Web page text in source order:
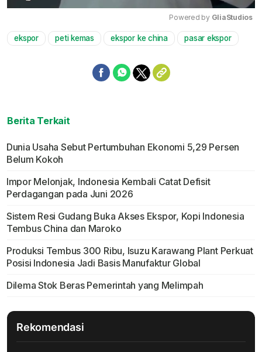
Mute
Powered by GliaStudios
ekspor peti kemas ekspor ke china pasar ekspor
Berita Terkait
Dunia Usaha Sebut Pertumbuhan Ekonomi 5,29 Persen
Belum Kokoh
Impor Melonjak, Indonesia Kembali Catat Defisit
Perdagangan pada Juni 2026
Sistem Resi Gudang Buka Akses Ekspor, Kopi Indonesia
Tembus China dan Maroko
Produksi Tembus 300 Ribu, Isuzu Karawang Plant Perkuat
Posisi Indonesia Jadi Basis Manufaktur Global
Dilema Stok Beras Pemerintah yang Melimpah
Rekomendasi